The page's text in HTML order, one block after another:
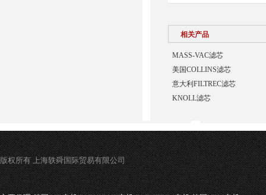
相关产品
MASS-VAC滤芯
美国COLLINS滤芯
意大利FILTREC滤芯
KNOLL滤芯
版权所有 上海轶舜国际贸易有限公司